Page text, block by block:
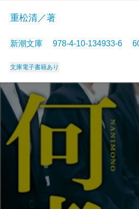
重松清／著
新潮文庫 978-4-10-134933-6
文庫電子書籍あり